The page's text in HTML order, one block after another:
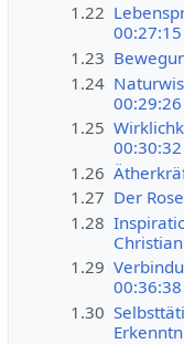
1.22
00:27:15
1.23
1.24
00:29:26
1.25
00:30:32
1.26
1.27 Der
1.28
1.29
00:36:38
1.30